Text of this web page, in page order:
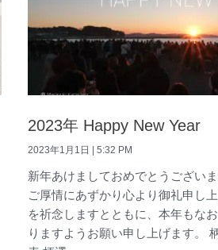
2023年 Happy New Year
2023年1月1日 5:32 PM
新年あけましておめでとうござい
ご厚情にあずかり心より御礼申し
を祈念しますとともに、本年もな
りますようお願い申し上げます。